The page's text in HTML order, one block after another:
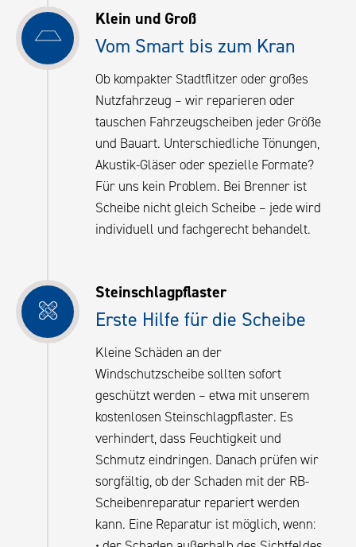
Klein und Groß
Vom Smart bis zum Kran
Ob kompakter Stadtflitzer oder großes
Nutzfahrzeug – wir reparieren oder
tauschen Fahrzeugscheiben jeder Größe
und Bauart. Unterschiedliche Tönungen,
Akustik-Gläser oder spezielle Formate?
Für uns kein Problem. Bei Brenner ist
Scheibe nicht gleich Scheibe – jede wird
individuell und fachgerecht behandelt.
Steinschlag­pflaster
Erste Hilfe für die Scheibe
Kleine Schäden an der
Windschutzscheibe sollten sofort
geschützt werden – etwa mit unserem
kostenlosen Steinschlagpflaster. Es
verhindert, dass Feuchtigkeit und
Schmutz eindringen. Danach prüfen wir
sorgfältig, ob der Schaden mit der RB-
Scheibenreparatur repariert werden
kann. Eine Reparatur ist möglich, wenn: